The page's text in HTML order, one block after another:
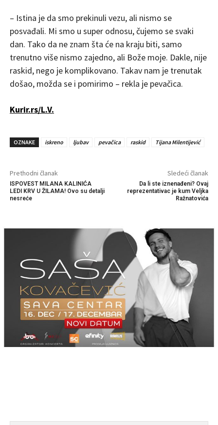
– Istina je da smo prekinuli vezu, ali nismo se
posvađali. Mi smo u super odnosu, čujemo se svaki
dan. Tako da ne znam šta će na kraju biti, samo
trenutno više nismo zajedno, ali Bože moje. Dakle, nije
raskid, nego je komplikovano. Takav nam je trenutak
došao, možda se i pomirimo – rekla je pevačica.
Kurir.rs/L.V.
OZNAKE iskreno ljubav pevačica raskid Tijana Milentijević
Prethodni članak
ISPOVEST MILANA KALINIĆA
LEDI KRV U ŽILAMA! Ovo su detalji
nesreće
Sledeći članak
Da li ste iznenađeni? Ovaj
reprezentativac je kum Veljka
Ražnatovića